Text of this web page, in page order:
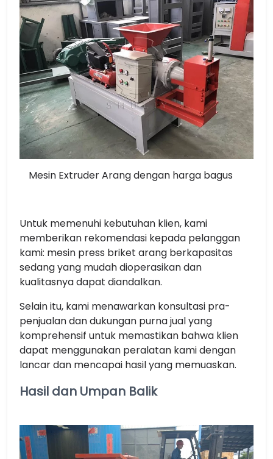
Mesin Extruder Arang dengan harga bagus
Untuk memenuhi kebutuhan klien, kami
memberikan rekomendasi kepada pelanggan
kami: mesin press briket arang berkapasitas
sedang yang mudah dioperasikan dan
kualitasnya dapat diandalkan.
Selain itu, kami menawarkan konsultasi pra-
penjualan dan dukungan purna jual yang
komprehensif untuk memastikan bahwa klien
dapat menggunakan peralatan kami dengan
lancar dan mencapai hasil yang memuaskan.
Hasil dan Umpan Balik